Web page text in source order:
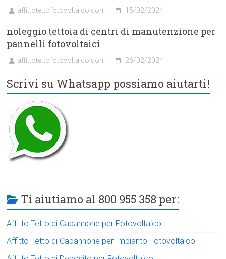
affittotettofotovoltaico.com 15/02/2024
noleggio tettoia di centri di manutenzione per
pannelli fotovoltaici
affittotettofotovoltaico.com 26/02/2024
Scrivi su Whatsapp possiamo aiutarti!
Ti aiutiamo al 800 955 358 per:
Affitto Tetto di Capannone per Fotovoltaico
Affitto Tetto di Capannone per Impianto Fotovoltaico